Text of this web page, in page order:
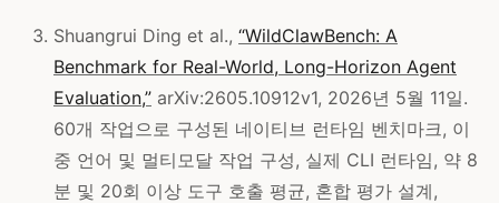
Shuangrui Ding et al., “WildClawBench: A
Benchmark for Real-World, Long-Horizon Agent
Evaluation,” arXiv:2605.10912v1, 2026년 5월 11일.
60개 작업으로 구성된 네이티브 런타임 벤치마크, 이
중 언어 및 멀티모달 작업 구성, 실제 CLI 런타임, 약 8
분 및 20회 이상 도구 호출 평균, 혼합 평가 설계,